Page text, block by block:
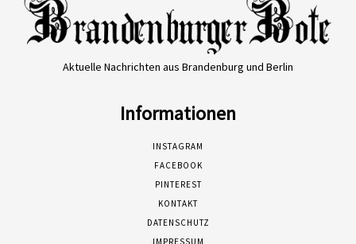
Aktuelle Nachrichten aus Brandenburg und Berlin
Informationen
INSTAGRAM
FACEBOOK
PINTEREST
KONTAKT
DATENSCHUTZ
IMPRESSUM